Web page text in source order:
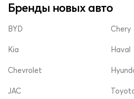
Бренды новых авто
BYD
Kia
Chevrolet
Chery
Haval
JAC